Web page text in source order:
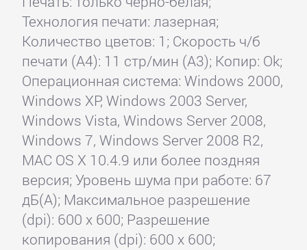
Технология печати: лазерная;
Количество цветов: 1; Скорость ч/б
печати (А4): 11 стр/мин (A3); Копир: Ok;
Операционная система: Windows 2000,
Windows XP, Windows 2003 Server,
Windows Vista, Windows Server 2008,
Windows 7, Windows Server 2008 R2,
MAC OS X 10.4.9 или более поздняя
версия; Уровень шума при работе: 67
дБ(А); Максимальное разрешение
(dpi): 600 x 600; Разрешение
копирования (dpi): 600 x 600;